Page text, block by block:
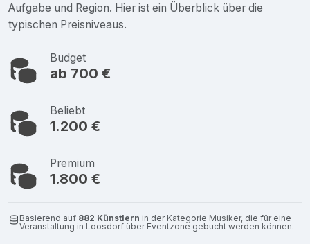
Aufgabe und Region. Hier ist ein Überblick über die
typischen Preisniveaus.
Budget
ab 700 €
Beliebt
1.200 €
Premium
1.800 €
Basierend auf 882 Künstlern in der Kategorie Musiker, die für eine
Veranstaltung in Loosdorf über Eventzone gebucht werden können.